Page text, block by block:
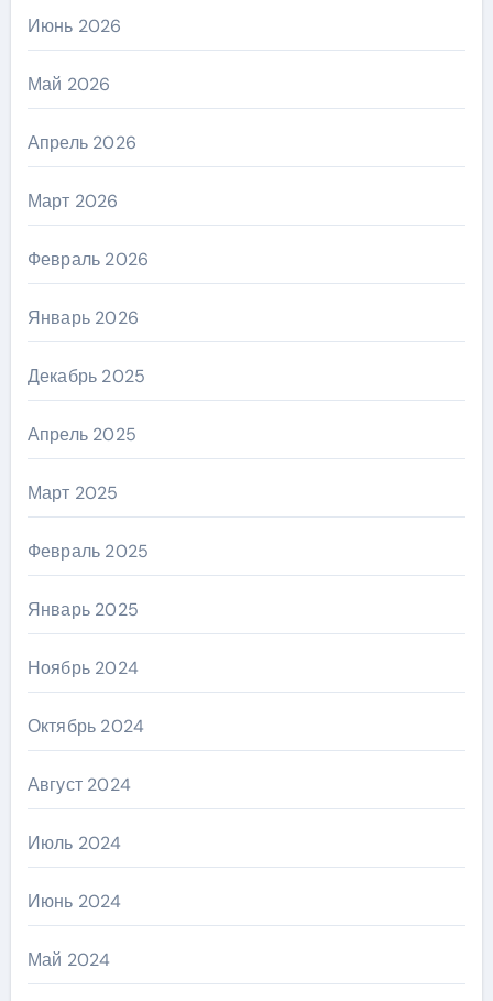
Июнь 2026
Май 2026
Апрель 2026
Март 2026
Февраль 2026
Январь 2026
Декабрь 2025
Апрель 2025
Март 2025
Февраль 2025
Январь 2025
Ноябрь 2024
Октябрь 2024
Август 2024
Июль 2024
Июнь 2024
Май 2024